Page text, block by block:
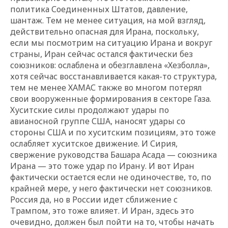
политика Соединенных Штатов, давление,
шантаж. Тем не менее ситуация, на мой взгляд,
действительно опасная для Ирана, поскольку,
если мы посмотрим на ситуацию Ирана и вокруг
страны, Иран сейчас остался фактически без
союзников: ослаблена и обезглавлена «Хезболла»,
хотя сейчас восстанавливается какая-то структура,
тем не менее ХАМАС также во многом потерял
свои вооруженные формирования в секторе Газа.
Хуситские силы продолжают удары по
авианосной группе США, наносят удары со
стороны США и по хуситским позициям, это тоже
ослабляет хуситское движение. И Сирия,
свержение руководства Башара Асада — союзника
Ирана — это тоже удар по Ирану. И вот Иран
фактически остается если не одиночестве, то, по
крайней мере, у него фактически нет союзников.
Россия да, но в России идет сближение с
Трампом, это тоже влияет. И Иран, здесь это
очевидно, должен был пойти на то, чтобы начать